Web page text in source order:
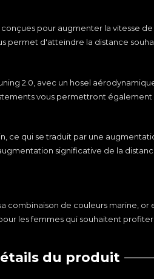
pour augmenter la vitesse
permet d'atteindre la distance
2.0, avec un hosel
vous permettront
qui se traduit par une
significative de la
de couleurs marine,
les femmes qui souhaitent
du produit